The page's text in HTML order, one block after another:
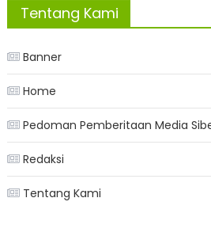
Tentang Kami
Banner
Home
Pedoman Pemberitaan Media
Redaksi
Tentang Kami